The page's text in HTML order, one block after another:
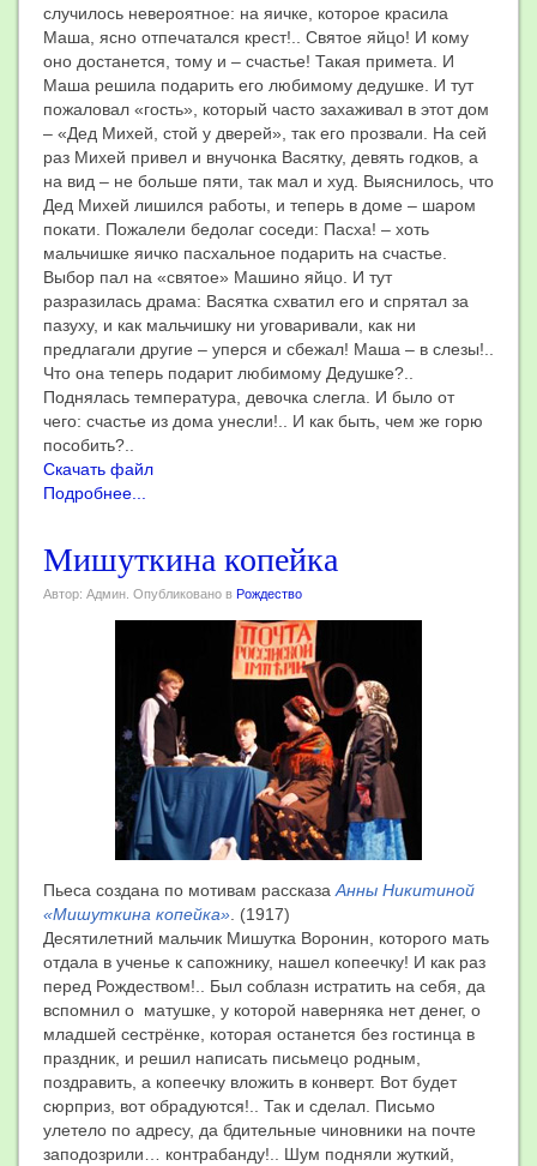
случилось невероятное: на яичке, которое красила
Маша, ясно отпечатался крест!.. Святое яйцо! И кому
оно достанется, тому и – счастье! Такая примета. И
Маша решила подарить его любимому дедушке. И тут
пожаловал «гость», который часто захаживал в этот дом
– «Дед Михей, стой у дверей», так его прозвали. На сей
раз Михей привел и внучонка Васятку, девять годков, а
на вид – не больше пяти, так мал и худ. Выяснилось, что
Дед Михей лишился работы, и теперь в доме – шаром
покати. Пожалели бедолаг соседи: Пасха! – хоть
мальчишке яичко пасхальное подарить на счастье.
Выбор пал на «святое» Машино яйцо. И тут
разразилась драма: Васятка схватил его и спрятал за
пазуху, и как мальчишку ни уговаривали, как ни
предлагали другие – уперся и сбежал! Маша – в слезы!..
Что она теперь подарит любимому Дедушке?..
Поднялась температура, девочка слегла. И было от
чего: счастье из дома унесли!.. И как быть, чем же горю
пособить?..
Скачать файл
Подробнее...
Мишуткина копейка
Автор: Админ. Опубликовано в Рождество
Пьеса создана по мотивам рассказа Анны Никитиной
«Мишуткина копейка» . (1917)
Десятилетний мальчик Мишутка Воронин, которого мать
отдала в ученье к сапожнику, нашел копеечку! И как раз
перед Рождеством!.. Был соблазн истратить на себя, да
вспомнил о матушке, у которой наверняка нет денег, о
младшей сестрёнке, которая останется без гостинца в
праздник, и решил написать письмецо родным,
поздравить, а копеечку вложить в конверт. Вот будет
сюрприз, вот обрадуются!.. Так и сделал. Письмо
улетело по адресу, да бдительные чиновники на почте
заподозрили… контрабанду!.. Шум подняли жуткий,